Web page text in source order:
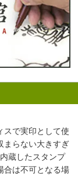
スで実印として使
まらない大きすぎ
蔵したスタンプ
合は不可となる場